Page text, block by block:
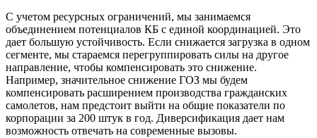
С учетом ресурсных ограничений, мы занимаемся
объединением потенциалов КБ с единой координацией. Это
дает большую устойчивость. Если снижается загрузка в одном
сегменте, мы стараемся перегруппировать силы на другое
направление, чтобы компенсировать это снижение.
Например, значительное снижение ГОЗ мы будем
компенсировать расширением производства гражданских
самолетов, нам предстоит выйти на общие показатели по
корпорации за 200 штук в год. Диверсификация дает нам
возможность отвечать на современные вызовы.